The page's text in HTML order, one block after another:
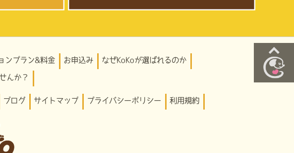
ンプラン&料金 お申込み なぜKoKoが選ばれるのか
んか？
ブログ サイトマップ プライバシーポリシー 利用規約